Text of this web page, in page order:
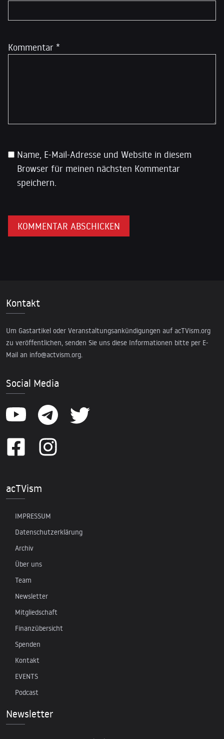
Kommentar *
Name, E-Mail-Adresse und Website in diesem
Browser für meinen nächsten Kommentar
speichern.
Kontakt
Um Gastartikel oder Veranstaltungsankündigungen auf acTVism.org
zu veröffentlichen, senden Sie uns diese Informationen bitte per E-
Mail an info@actvism.org.
Social Media
acTVism
IMPRESSUM
Datenschutzerklärung
Archiv
Über uns
Team
Newsletter
Mitgliedschaft
Finanzübersicht
Spenden
Kontakt
EVENTS
Podcast
Newsletter